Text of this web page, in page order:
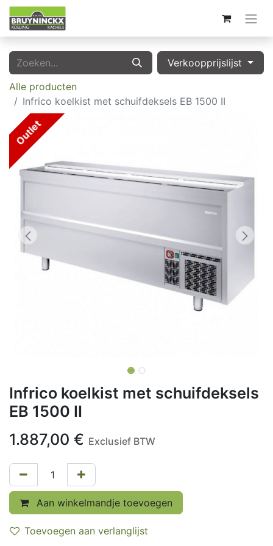
Verkoopprijslijst
Alle producten
Infrico koelkist met schuifdeksels EB 1500 II
Outlet
Infrico koelkist met schuifdeksels
EB 1500 II
1.887,00 € Exclusief BTW
Aan winkelmandje toevoegen
Toevoegen aan verlanglijst